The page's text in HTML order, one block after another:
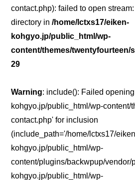
contact.php): failed to open
directory in/home/lctxs17/eiken-
kohgyo.jp/public_html/wp-
content/themes/twentyfourteen/
29
Warning: include(): Failed
kohgyo.jp/public_html/wp-content/
contact.php' for inclusion
(include_path='/home/lctxs17/
kohgyo.jp/public_html/wp-
content/plugins/backwpup/
kohgyo.jp/public_html/wp-